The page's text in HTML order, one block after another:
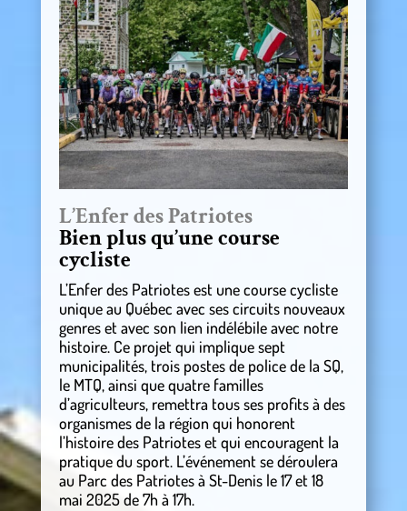
L’Enfer des Patriotes
Bien plus qu’une course
cycliste
L’Enfer des Patriotes est une course cycliste
unique au Québec avec ses circuits nouveaux
genres et avec son lien indélébile avec notre
histoire. Ce projet qui implique sept
municipalités, trois postes de police de la SQ,
le MTQ, ainsi que quatre familles
d’agriculteurs, remettra tous ses profits à des
organismes de la région qui honorent
l’histoire des Patriotes et qui encouragent la
pratique du sport. L’événement se déroulera
au Parc des Patriotes à St-Denis le 17 et 18
mai 2025 de 7h à 17h.